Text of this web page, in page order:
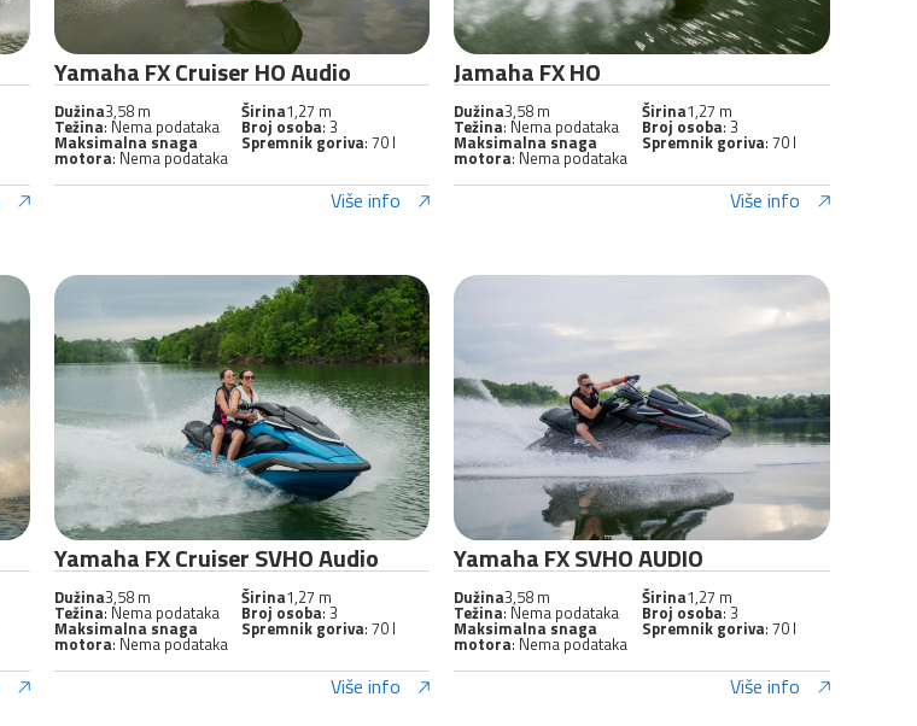
Yamaha FX Cruiser HO Audio
Dužina3,58 m Širina1,27 m
Težina: Nema podataka Broj osoba: 3
Maksimalna snaga
motora: Nema podataka
Spremnik goriva: 70 l
Više info
Jamaha FX HO
Dužina3,58 m Širina1,27 m
Težina: Nema podataka Broj osoba: 3
Maksimalna snaga
motora: Nema podataka
Spremnik goriva: 70 l
Više info
Yamaha FX Cruiser SVHO Audio
Dužina3,58 m Širina1,27 m
Težina: Nema podataka Broj osoba: 3
Maksimalna snaga
motora: Nema podataka
Spremnik goriva: 70 l
Više info
Yamaha FX SVHO AUDIO
Dužina3,58 m Širina1,27 m
Težina: Nema podataka Broj osoba: 3
Maksimalna snaga
motora: Nema podataka
Spremnik goriva: 70 l
Više info